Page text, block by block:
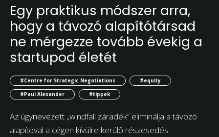
Egy praktikus módszer arra,
hogy a távozó alapítótársad
ne mérgezze tovább évekig a
startupod életét
#Centre for Strategic Negotiations
#equity
#Paul Alexander
#tippek
Az úgynevezett „windfall záradék” eliminálja a távozó
alapítóval a cégen kívülre kerülő részesedés